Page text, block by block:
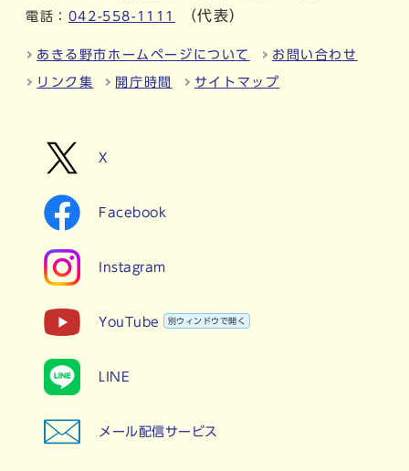
電話： 042-558-1111 （代表）
あきる野市ホームページについて お問い合わせ
リンク集 開庁時間 サイトマップ
X
Facebook
Instagram
YouTube 別ウィンドウで開く
LINE
メール配信サービス